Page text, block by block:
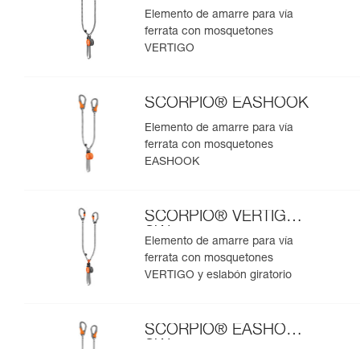
Elemento de amarre para vía
ferrata con mosquetones
VERTIGO
SCORPIO® EASHOOK
Elemento de amarre para vía
ferrata con mosquetones
EASHOOK
SCORPIO® VERTIGO
SW
Elemento de amarre para vía
ferrata con mosquetones
VERTIGO y eslabón giratorio
SCORPIO® EASHOOK